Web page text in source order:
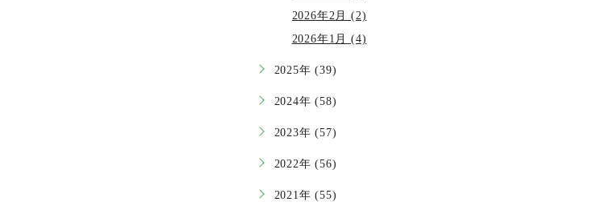
2026年2月 (2)
2026年1月 (4)
2025年 (39)
2024年 (58)
2023年 (57)
2022年 (56)
2021年 (55)